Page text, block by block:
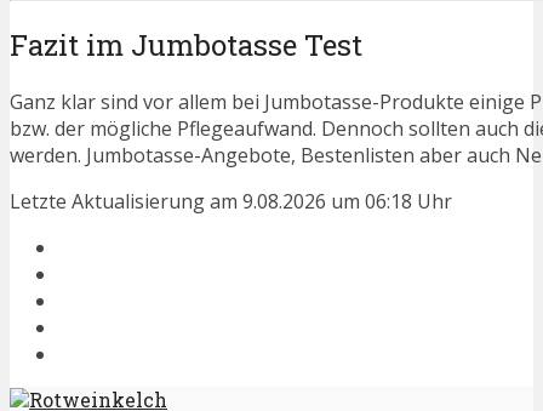
Fazit im Jumbotasse Test
Ganz klar sind vor allem bei Jumbotasse-Produkte einige
bzw. der mögliche Pflegeaufwand. Dennoch sollten auch
werden. Jumbotasse-Angebote, Bestenlisten aber auch
Letzte Aktualisierung am 9.08.2026 um 06:18 Uhr
Rotweinkelch